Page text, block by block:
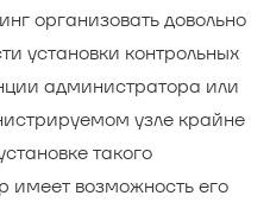
организовать довольно
установки контрольных
администратора или
узле крайне
такого
имеет возможность его